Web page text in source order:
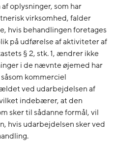
oplysninger, som har
virksomhed, falder
hvis behandlingen foretages
på udførelse af aktiviteter af
§ 2, stk. 1, ændrer ikke
i de nævnte øjemed har
kommerciel
ved udarbejdelsen af
indebærer, at den
sker til sådanne formål, vil
hvis udarbejdelsen sker ved